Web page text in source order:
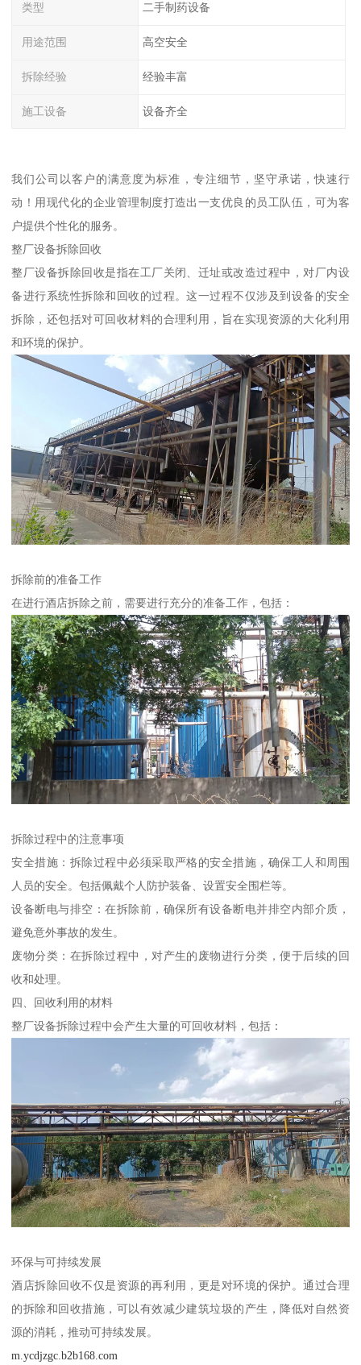
类型 二手制药设备
用途范围 高空安全
拆除经验 经验丰富
施工设备 设备齐全
我们公司以客户的满意度为标准，专注细节，坚守承诺，快速行
动！用现代化的企业管理制度打造出一支优良的员工队伍，可为客
户提供个性化的服务。
整厂设备拆除回收
整厂设备拆除回收是指在工厂关闭、迁址或改造过程中，对厂内设
备进行系统性拆除和回收的过程。这一过程不仅涉及到设备的安全
拆除，还包括对可回收材料的合理利用，旨在实现资源的大化利用
和环境的保护。
拆除前的准备工作
在进行酒店拆除之前，需要进行充分的准备工作，包括：
拆除过程中的注意事项
安全措施：拆除过程中必须采取严格的安全措施，确保工人和周围
人员的安全。包括佩戴个人防护装备、设置安全围栏等。
设备断电与排空：在拆除前，确保所有设备断电并排空内部介质，
避免意外事故的发生。
废物分类：在拆除过程中，对产生的废物进行分类，便于后续的回
收和处理。
四、回收利用的材料
整厂设备拆除过程中会产生大量的可回收材料，包括：
环保与可持续发展
酒店拆除回收不仅是资源的再利用，更是对环境的保护。通过合理
的拆除和回收措施，可以有效减少建筑垃圾的产生，降低对自然资
源的消耗，推动可持续发展。
m.ycdjzgc.b2b168.com